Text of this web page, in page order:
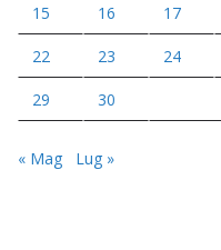
15 16 17
22 23 24
29 30
« Mag Lug »